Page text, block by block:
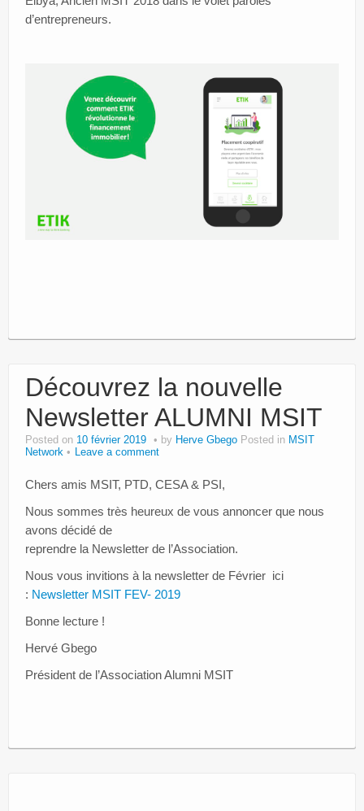
d’entrepreneurs.
Découvrez la nouvelle
Newsletter ALUMNI MSIT
Posted on 10 février 2019 by Herve Gbego Posted in MSIT
Network
Leave a comment
Chers amis MSIT, PTD, CESA & PSI,
Nous sommes très heureux de vous annoncer que nous
avons décidé de
reprendre la Newsletter de l’Association.
Nous vous invitions à la newsletter de Février ici
: Newsletter MSIT FEV- 2019
Bonne lecture !
Hervé Gbego
Président de l’Association Alumni MSIT